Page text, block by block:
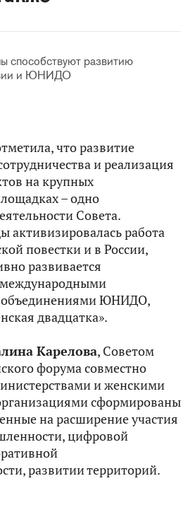
способствуют развитию
и ЮНИДО
что развитие
и реализация
на крупных
– одно
Совета.
активизировалась работа
повестки и в России,
развивается
международными
объединениями ЮНИДО,
двадцатка».
Карелова, Советом
форума совместно
и женскими
сформированы
на расширение участия
цифровой
развитии территорий.